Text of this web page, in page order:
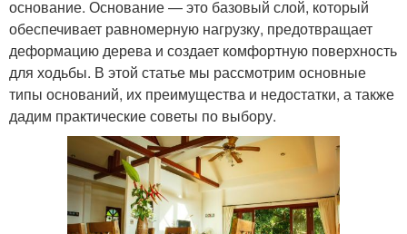
основание. Основание — это базовый слой, который
обеспечивает равномерную нагрузку, предотвращает
деформацию дерева и создает комфортную поверхность
для ходьбы. В этой статье мы рассмотрим основные
типы оснований, их преимущества и недостатки, а также
дадим практические советы по выбору.